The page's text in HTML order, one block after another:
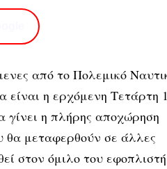
από το Πολεμικό
είναι η ερχόμενη Τετάρτη
η πλήρης αποχώρηση
μεταφερθούν σε άλλες
στον όμιλο του εφοπλιστή